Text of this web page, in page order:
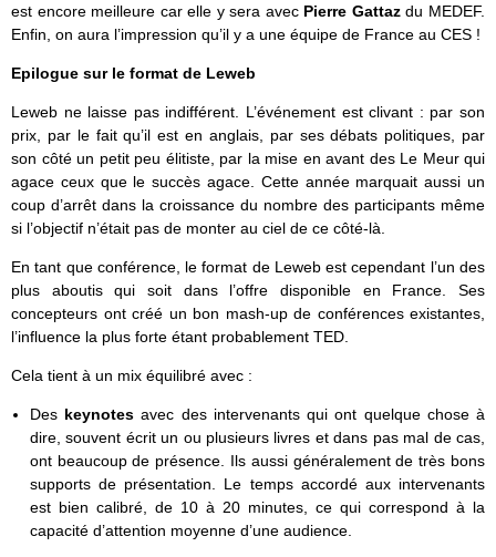
est encore meilleure car elle y sera avec Pierre Gattazdu MEDEF.
Enfin, on aura l’impression qu’il y a une équipe de France au CES !
Epilogue sur le format de Leweb
Leweb ne laisse pas indifférent. L’événement est clivant : par son
prix, par le fait qu’il est en anglais, par ses débats politiques, par
son côté un petit peu élitiste, par la mise en avant des Le Meur qui
agace ceux que le succès agace. Cette année marquait aussi un
coup d’arrêt dans la croissance du nombre des participants même
si l’objectif n’était pas de monter au ciel de ce côté-là.
En tant que conférence, le format de Leweb est cependant l’un des
plus aboutis qui soit dans l’offre disponible en France. Ses
concepteurs ont créé un bon mash-up de conférences existantes,
l’influence la plus forte étant probablement TED.
Cela tient à un mix équilibré avec :
Des keynotes avec des intervenants qui ont quelque chose à
dire, souvent écrit un ou plusieurs livres et dans pas mal de cas,
ont beaucoup de présence. Ils aussi généralement de très bons
supports de présentation. Le temps accordé aux intervenants
est bien calibré, de 10 à 20 minutes, ce qui correspond à la
capacité d’attention moyenne d’une audience.